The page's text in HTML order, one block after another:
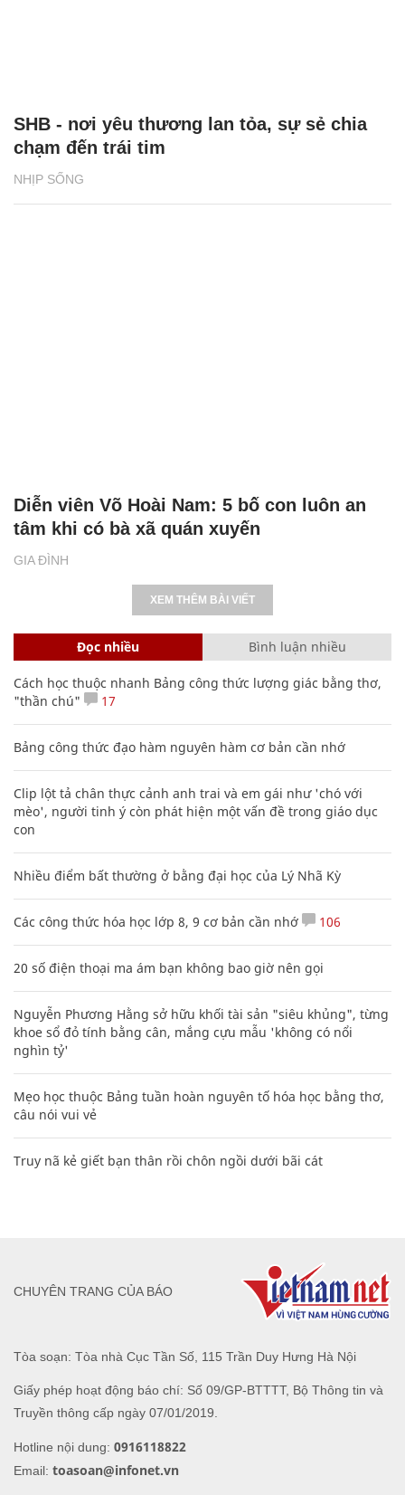
NHỊP SỐNG
SHB - nơi yêu thương lan tỏa, sự sẻ chia
chạm đến trái tim
GIA ĐÌNH
Diễn viên Võ Hoài Nam: 5 bố con luôn an
tâm khi có bà xã quán xuyến
XEM THÊM BÀI VIẾT
Đọc nhiều Bình luận nhiều
Cách học thuộc nhanh Bảng công thức lượng giác bằng thơ,
"thần chú"
17
Bảng công thức đạo hàm nguyên hàm cơ bản cần nhớ
Clip lột tả chân thực cảnh anh trai và em gái như 'chó với
mèo', người tinh ý còn phát hiện một vấn đề trong giáo dục
con
Nhiều điểm bất thường ở bằng đại học của Lý Nhã Kỳ
Các công thức hóa học lớp 8, 9 cơ bản cần nhớ 106
20 số điện thoại ma ám bạn không bao giờ nên gọi
Nguyễn Phương Hằng sở hữu khối tài sản "siêu khủng", từng
khoe sổ đỏ tính bằng cân, mắng cựu mẫu 'không có nổi
nghìn tỷ'
Mẹo học thuộc Bảng tuần hoàn nguyên tố hóa học bằng thơ,
câu nói vui vẻ
Truy nã kẻ giết bạn thân rồi chôn ngồi dưới bãi cát
Tòa soạn: Tòa nhà Cục Tần Số, 115 Trần Duy Hưng Hà Nội
Giấy phép hoạt động báo chí: Số 09/GP-BTTTT, Bộ Thông tin và
Truyền thông cấp ngày 07/01/2019.
Hotline nội dung: 0916118822
Email: toasoan@infonet.vn
CHUYÊN TRANG CỦA BÁO